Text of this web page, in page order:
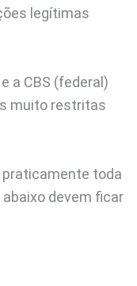
legítimas
a CBS (federal)
muito restritas
praticamente toda
devem ficar